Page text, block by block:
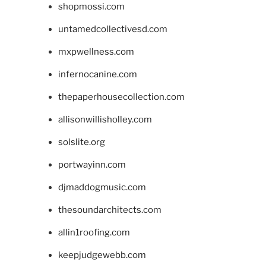
shopmossi.com
untamedcollectivesd.com
mxpwellness.com
infernocanine.com
thepaperhousecollection.com
allisonwillisholley.com
solslite.org
portwayinn.com
djmaddogmusic.com
thesoundarchitects.com
allin1roofing.com
keepjudgewebb.com